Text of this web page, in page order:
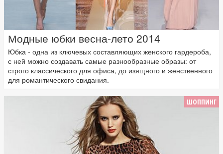
Модные юбки весна-лето 2014
Юбка - одна из ключевых составляющих женского гардероба,
с ней можно создавать самые разнообразные образы: от
строго классического для офиса, до изящного и женственного
для романтического свидания.
ШОППИНГ